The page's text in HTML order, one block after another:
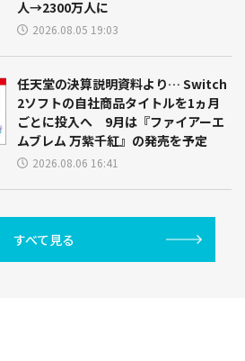
人→2300万人に
2026.08.05 19:03
任天堂の決算説明資料より… Switch
2ソフトの自社商品タイトルを1ヵ月
ごとに投入へ 9月は『ファイアーエ
ムブレム 万紫千紅』の発売を予定
2026.08.06 16:41
すべて見る